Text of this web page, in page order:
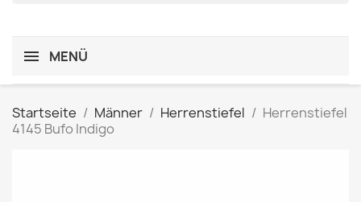
MENÜ
Startseite Männer Herrenstiefel
Herrenstiefel
4145 Bufo Indigo